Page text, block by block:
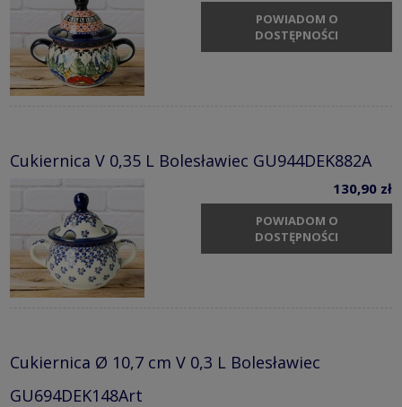
POWIADOM O
DOSTĘPNOŚCI
Cukiernica V 0,35 L Bolesławiec GU944DEK882A
130,90 zł
POWIADOM O
DOSTĘPNOŚCI
Cukiernica Ø 10,7 cm V 0,3 L Bolesławiec
GU694DEK148Art